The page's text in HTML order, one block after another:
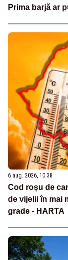
Prima barjă ar
6 aug. 2026, 10:38
Cod roșu de
de vijelii în mai
grade - HARTA